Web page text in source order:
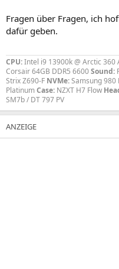
Fragen über Fragen, ich
dafür geben.
CPU:Intel i9 13900k @ Arctic 360
Corsair 64GB DDR5 6600Sound:
Strix Z690-F NVMe:Samsung 980
PlatinumCase: NZXT H7 Flow
SM7b / DT 797 PV